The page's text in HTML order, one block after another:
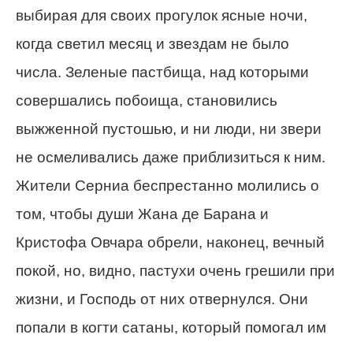
выбирая для своих прогулок ясные ночи,
когда светил месяц и звездам не было
числа. Зеленые пастбища, над которыми
совершались побоища, становились
выжженной пустошью, и ни люди, ни звери
не осмеливались даже приблизиться к ним.
Жители Серниа беспрестанно молились о
том, чтобы души Жана де Барана и
Кристофа Овчара обрели, наконец, вечный
покой, но, видно, пастухи очень грешили при
жизни, и Господь от них отвернулся. Они
попали в когти сатаны, который помогал им